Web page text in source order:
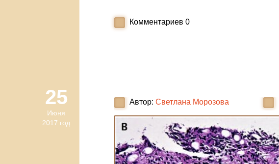
Комментариев 0
Автор: Светлана Морозова
25
Июня
2017 год